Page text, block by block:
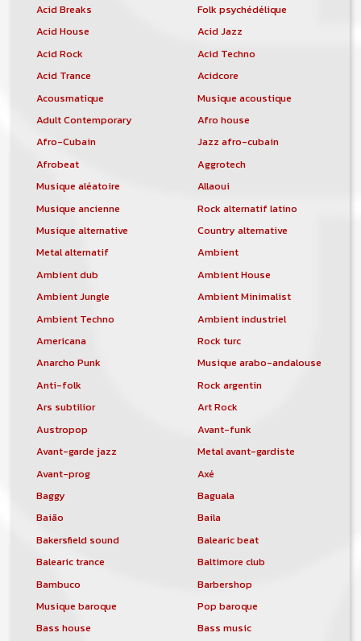
Acid Breaks
Folk psychédélique
Acid House
Acid Jazz
Acid Rock
Acid Techno
Acid Trance
Acidcore
Acousmatique
Musique acoustique
Adult Contemporary
Afro house
Afro-Cubain
Jazz afro-cubain
Afrobeat
Aggrotech
Musique aléatoire
Allaoui
Musique ancienne
Rock alternatif latino
Musique alternative
Country alternative
Metal alternatif
Ambient
Ambient dub
Ambient House
Ambient Jungle
Ambient Minimalist
Ambient Techno
Ambient industriel
Americana
Rock turc
Anarcho Punk
Musique arabo-andalouse
Anti-folk
Rock argentin
Ars subtilior
Art Rock
Austropop
Avant-funk
Avant-garde jazz
Metal avant-gardiste
Avant-prog
Axé
Baggy
Baguala
Baião
Baila
Bakersfield sound
Balearic beat
Balearic trance
Baltimore club
Bambuco
Barbershop
Musique baroque
Pop baroque
Bass house
Bass music